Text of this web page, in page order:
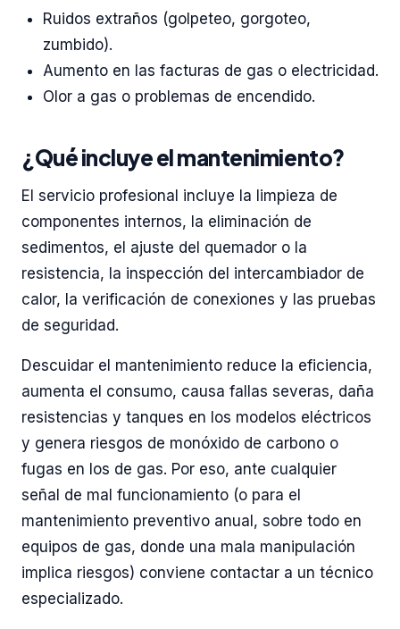
Ruidos extraños (golpeteo, gorgoteo,
zumbido).
Aumento en las facturas de gas o electricidad.
Olor a gas o problemas de encendido.
¿Qué incluye el mantenimiento?
El servicio profesional incluye la limpieza de
componentes internos, la eliminación de
sedimentos, el ajuste del quemador o la
resistencia, la inspección del intercambiador de
calor, la verificación de conexiones y las pruebas
de seguridad.
Descuidar el mantenimiento reduce la eficiencia,
aumenta el consumo, causa fallas severas, daña
resistencias y tanques en los modelos eléctricos
y genera riesgos de monóxido de carbono o
fugas en los de gas. Por eso, ante cualquier
señal de mal funcionamiento (o para el
mantenimiento preventivo anual, sobre todo en
equipos de gas, donde una mala manipulación
implica riesgos) conviene contactar a un técnico
especializado.